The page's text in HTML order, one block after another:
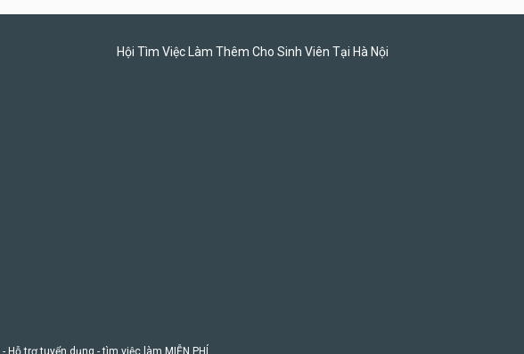
Hội Tìm Việc Làm Thêm Cho Sinh Viên Tại Hà Nội